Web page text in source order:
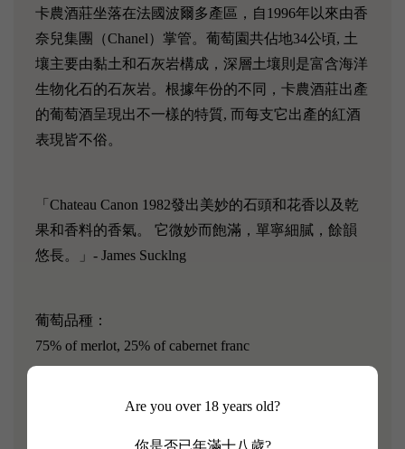
Are you over 18 years old?
你是否已年滿十八歲?
卡農酒莊坐落在法國波爾多產區，自1996年以來由香
奈兒集團（Chanel）掌管。葡萄園共佔地34公頃, 土
壤主要由黏土和石灰岩構成，深層土壤則是富含海洋
生物化石的石灰岩。根據年份的不同，卡農酒莊出產
的葡萄酒呈現出不一樣的特質, 而每支它出產的紅酒
表現皆不俗。
「Chateau Canon 1982發出美妙的石頭和花香以及乾
果和香料的香氣。 它微妙而飽滿，單寧細膩，餘韻
悠長。」- James Sucklng
葡萄品種：
75% of merlot, 25% of cabernet franc